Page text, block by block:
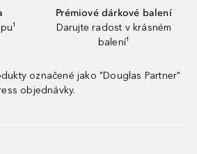
Prémiové dárkové balení
Darujte radost v krásném
balení¹
označené jako "Douglas Partner"
objednávky.